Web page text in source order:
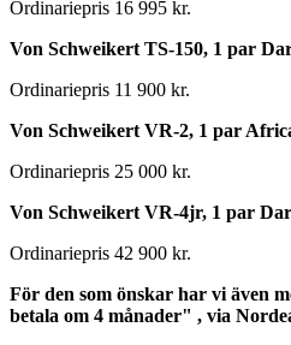
Ordinariepris 16 995 kr.
Von Schweikert TS-150, 1 par
Ordinariepris 11 900 kr.
Von Schweikert VR-2, 1 par
Ordinariepris 25 000 kr.
Von Schweikert VR-4jr, 1 par
Ordinariepris 42 900 kr.
För den som önskar har vi även
betala om 4 månader" , via